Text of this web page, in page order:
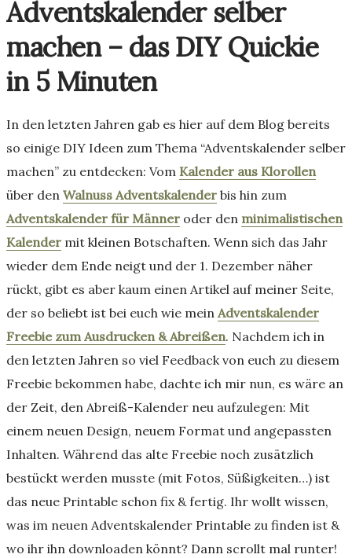
Adventskalender selber
machen – das DIY Quickie
in 5 Minuten
In den letzten Jahren gab es hier auf dem Blog bereits
so einige DIY Ideen zum Thema “Adventskalender selber
machen” zu entdecken: Vom Kalender aus Klorollen
über den Walnuss Adventskalender bis hin zum
Adventskalender für Männer oder den minimalistischen
Kalender mit kleinen Botschaften. Wenn sich das Jahr
wieder dem Ende neigt und der 1. Dezember näher
rückt, gibt es aber kaum einen Artikel auf meiner Seite,
der so beliebt ist bei euch wie mein Adventskalender
Freebie zum Ausdrucken & Abreißen. Nachdem ich in
den letzten Jahren so viel Feedback von euch zu diesem
Freebie bekommen habe, dachte ich mir nun, es wäre an
der Zeit, den Abreiß-Kalender neu aufzulegen: Mit
einem neuen Design, neuem Format und angepassten
Inhalten. Während das alte Freebie noch zusätzlich
bestückt werden musste (mit Fotos, Süßigkeiten…) ist
das neue Printable schon fix & fertig. Ihr wollt wissen,
was im neuen Adventskalender Printable zu finden ist &
wo ihr ihn downloaden könnt? Dann scrollt mal runter!